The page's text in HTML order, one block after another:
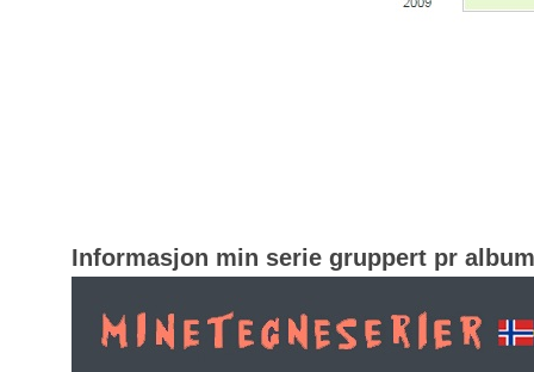
Informasjon min serie gruppert pr